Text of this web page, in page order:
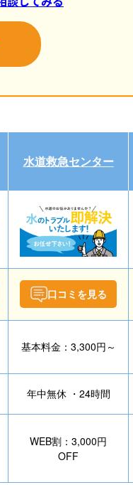
水道救急センター
口コミを見る
基本料金：3,300円～
年中無休 ・24時間
WEB割：3,000円
OFF